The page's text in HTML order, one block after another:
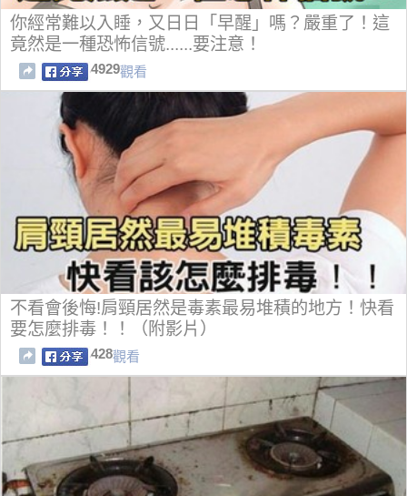
你經常難以入睡，又日日「早醒」嗎？嚴重了！這
竟然是一種恐怖信號......要注意！
4929觀看
不看會後悔!肩頸居然是毒素最易堆積的地方！快看
要怎麼排毒！！（附影片）
428觀看